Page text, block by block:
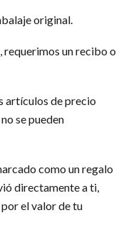
original.
un recibo o
artículos de precio
se pueden
como un regalo
directamente a ti,
el valor de tu